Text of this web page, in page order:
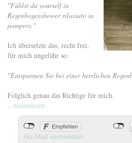
"Fühlst du yourself in
Regenbogenshower rilassato in
pampers."
Ich übersetzte das, recht frei,
für mich ungefähr so:
"Entspannen Sie bei einer herrlichen
Folglich genau das Richtige für mich.
...weiterlesen
Als Mail versenden